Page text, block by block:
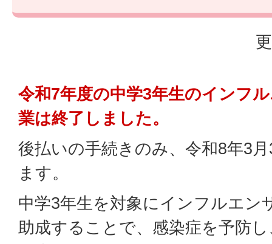
令和7年度の中学3年生のインフ
業は終了しました。
後払いの手続きのみ、令和8年3
ます。
中学3年生を対象にインフルエン
助成することで、感染症を予防